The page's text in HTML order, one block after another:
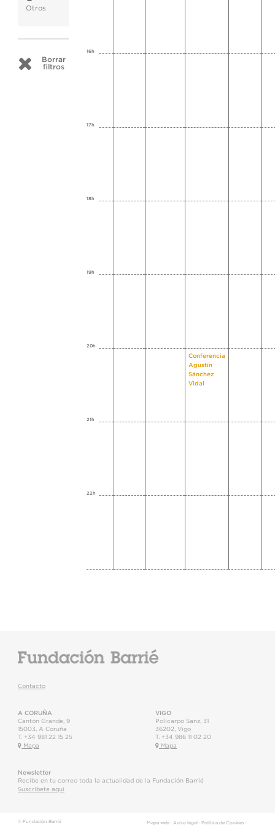
Otros
Borrar
filtros
16h
17h
18h
19h
20h
Conferencia
Agustín
Sánchez
Vidal
21h
22h
Contacto
A CORUÑA
Cantón Grande, 9
15003
A Coruña
T. +34 981 22 15 25
Mapa
VIGO
Policarpo Sanz, 31
36202 Vigo
T. +34 986 11 02 20
Mapa
Newsletter
Recibe en tu correo toda la actualidad de la Fundación Barrié
Suscríbete aquí
© Fundación Barrié Mapa web· Aviso legal · Política de Cookies ·